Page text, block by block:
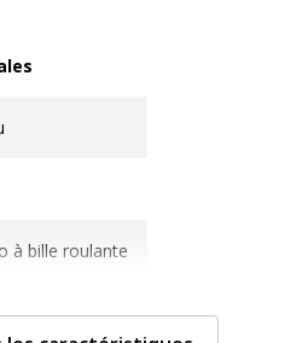
à bille roulante
et recharges